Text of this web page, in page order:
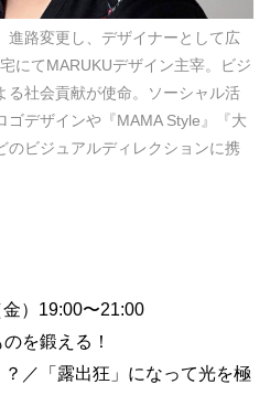
進路変更し、デザイナーとして広
にてMARUKUデザイン主宰。ビジ
る社会貢献が使命。ソーシャル活
デザインや『MAMA Style』『大
のビジュアルディレクションに携
）19:00〜21:00
を鍛える！
／「露出狂」になって光を極